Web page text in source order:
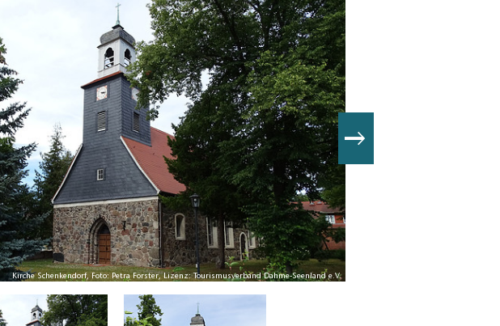
Kirche Schenkendorf, Foto: Petra Förster, Lizenz: Tourismusverband Dahme-Seenland e.V.